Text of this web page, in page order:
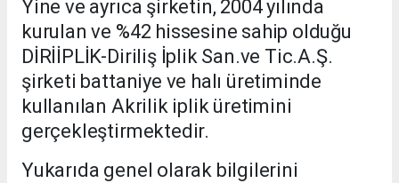
Yine ve ayrıca şirketin, 2004 yılında
kurulan ve %42 hissesine sahip olduğu
DİRİİPLİK-Diriliş İplik San.ve Tic.A.Ş.
şirketi battaniye ve halı üretiminde
kullanılan Akrilik iplik üretimini
gerçekleştirmektedir.
Yukarıda genel olarak bilgilerini